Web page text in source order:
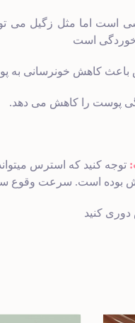
است اما مثل زگیل می
خوردگی است
باعث کاهش خونرسانی به
پوست را کاهش می دهد.
توجه کنید که استرس
بوده است. سرعت وقوع
کنید